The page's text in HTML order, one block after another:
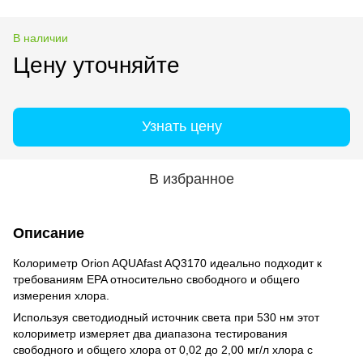
В наличии
Цену уточняйте
Узнать цену
В избранное
Описание
Колориметр Orion AQUAfast AQ3170 идеально подходит к
требованиям EPA относительно свободного и общего
измерения хлора.
Используя светодиодный источник света при 530 нм этот
колориметр измеряет два диапазона тестирования
свободного и общего хлора от 0,02 до 2,00 мг/л хлора с